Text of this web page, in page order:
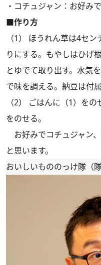
・コチュジャン：お好みで
■作り方
（1） ほうれん草は4セ
りにする。もやしはひげ
とゆでて取り出す。水気
で味を調える。納豆は付
（2） ごはんに（1）を
をのせる。
お好みでコチュジャン
と思います。
おいしいもののっけ隊（隊